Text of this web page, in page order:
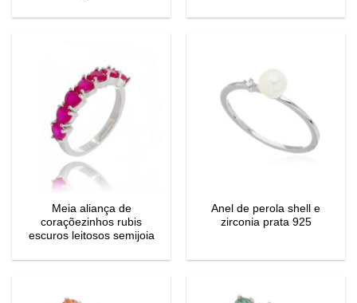
Meia aliança de
coraçõezinhos rubis
escuros leitosos semijoia
Anel de perola shell e
zirconia prata 925